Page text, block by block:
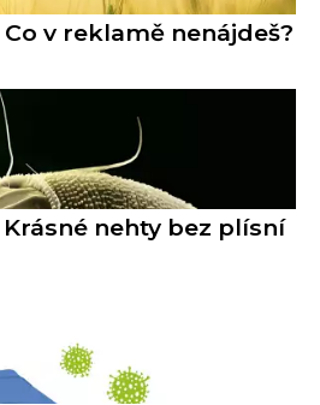
v reklamě nenájdeš?
nehty bez plísní